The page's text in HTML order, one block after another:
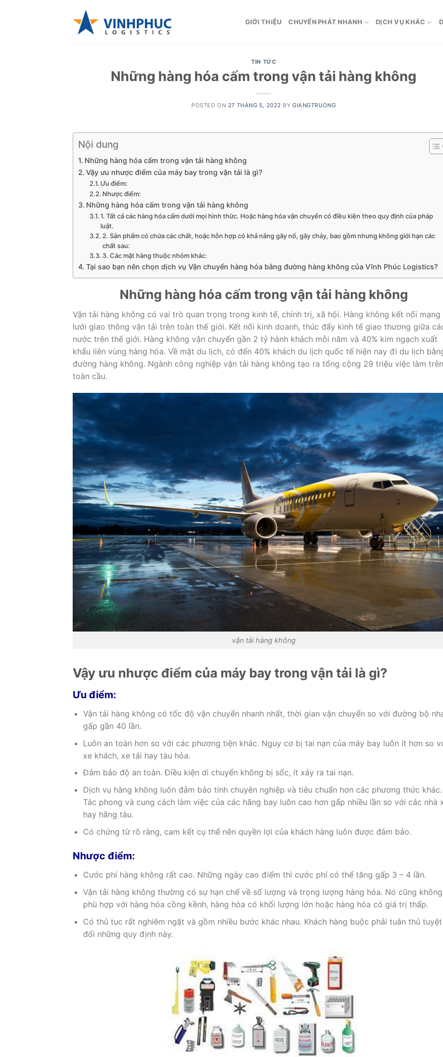
GIỚI THIỆU CHUYỂN PHÁT NHANH DỊCH VỤ KHÁC
TIN TỨC
Những hàng hóa cấm trong vận tải hàng không
POSTED ON 27 THÁNG 5, 2022 BYGIANGTRUONG
Nội dung
Những hàng hóa cấm trong vận tải hàng không
Vậy ưu nhược điểm của máy bay trong vận tải là gì?
Ưu điểm:
Nhược điểm:
Những hàng hóa cấm trong vận tải hàng không
1. Tất cả các hàng hóa cấm dưới mọi hình thức. Hoặc hàng hóa vận chuyển có điều kiện theo quy định của pháp
luật.
2. Sản phẩm có chứa các chất, hoặc hỗn hợp có khả năng gây nổ, gây cháy, bao gồm nhưng không giới hạn các
chất sau:
3. Các mặt hàng thuộc nhóm khác:
Tại sao bạn nên chọn dịch vụ Vận chuyển hàng hóa bằng đường hàng không của Vĩnh Phúc Logistics?
Những hàng hóa cấm trong vận tải hàng không
Vận tải hàng không có vai trò quan trọng trong kinh tế, chính trị, xã hội. Hàng không kết nối mạng
lưới giao thông vận tải trên toàn thế giới. Kết nối kinh doanh, thúc đẩy kinh tế giao thương giữa
nước trên thế giới. Hàng không vận chuyển gần 2 tỷ hành khách mỗi năm và 40% kim ngạch xuất
khẩu liên vùng hàng hóa. Về mặt du lịch, có đến 40% khách du lịch quốc tế hiện nay đi du lịch
đường hàng không. Ngành công nghiệp vận tải hàng không tạo ra tổng cộng 29 triệu việc làm trên
toàn cầu.
vận tải hàng không
Vậy ưu nhược điểm của máy bay trong vận tải là gì?
Ưu điểm:
Vận tải hàng không có tốc độ vận chuyển nhanh nhất, thời gian vận chuyển so với đường bộ
gấp gần 40 lần.
Luôn an toàn hơn so với các phương tiện khác. Nguy cơ bị tai nạn của máy bay luôn ít hơn so
xe khách, xe tải hay tàu hỏa.
Đảm bảo độ an toàn. Điều kiện di chuyển không bị sốc, ít xảy ra tai nạn.
Dịch vụ hàng không luôn đảm bảo tính chuyên nghiệp và tiêu chuẩn hơn các phương thức khác.
Tác phong và cung cách làm việc của các hãng bay luôn cao hơn gấp nhiều lần so với các nhà
hay hãng tàu.
Có chứng từ rõ ràng, cam kết cụ thể nên quyền lợi của khách hàng luôn được đảm bảo.
Nhược điểm:
Cước phí hàng không rất cao. Những ngày cao điểm thì cước phí có thể tăng gấp 3 – 4 lần.
Vận tải hàng không thường có sự hạn chế về số lượng và trọng lượng hàng hóa. Nó cũng không
phù hợp với hàng hóa cồng kềnh, hàng hóa có khối lượng lớn hoặc hàng hóa có giá trị thấp.
Có thủ tục rất nghiêm ngặt và gồm nhiều bước khác nhau. Khách hàng buộc phải tuân thủ tuyệt
đối những quy định này.